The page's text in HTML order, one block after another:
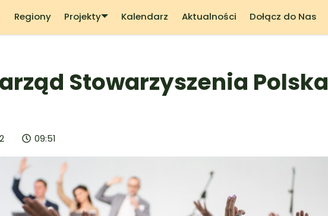
Regiony Projekty Kalendarz Aktualności Dołącz do Nas
Stowarzyszenia Polska
09:51